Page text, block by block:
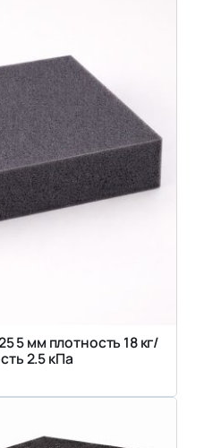
5 мм плотность 18 кг/
2.5 кПа